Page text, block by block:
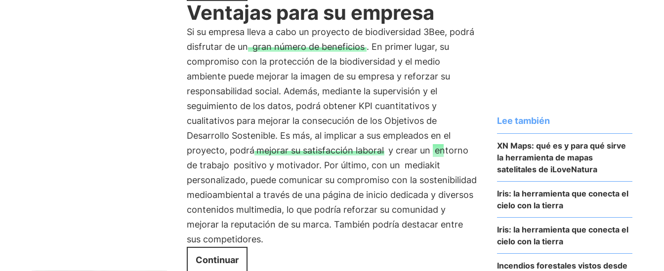
Ventajas para su empresa
Si su empresa lleva a cabo un proyecto de biodiversidad 3Bee, podrá
disfrutar de un gran número de beneficios. En primer lugar, su
compromiso con la protección de la biodiversidad y el medio
ambiente puede mejorar la imagen de su empresa y reforzar su
responsabilidad social. Además, mediante la supervisión y el
seguimiento de los datos, podrá obtener KPI cuantitativos y
cualitativos para mejorar la consecución de los Objetivos de
Desarrollo Sostenible. Es más, al implicar a sus empleados en el
proyecto, podrá mejorar su satisfacción laboral y crear un entorno
de trabajo positivo y motivador. Por último, con un mediakit
personalizado, puede comunicar su compromiso con la sostenibilidad
medioambiental a través de una página de inicio dedicada y diversos
contenidos multimedia, lo que podría reforzar su comunidad y
mejorar la reputación de su marca. También podría destacar entre
sus competidores.
Continuar
Lee también
XN Maps: qué es y para qué sirve
la herramienta de mapas
satelitales de iLoveNatura
Iris: la herramienta que conecta el
cielo con la tierra
Iris: la herramienta que conecta el
cielo con la tierra
Incendios forestales vistos desde